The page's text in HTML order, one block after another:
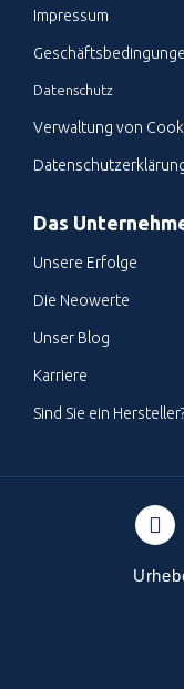
Impressum
Datenschutz
Verwaltung von
Das
Unsere Erfolge
Die Neowerte
Unser Blog
Karriere
Sind Sie ein